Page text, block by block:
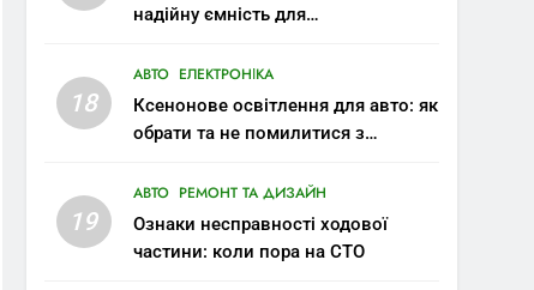
надійну ємність для
18
АВТО ЕЛЕКТРОНІКА
Ксенонове освітлення для авто: як
обрати та не помилитися з
19
АВТО РЕМОНТ ТА ДИЗАЙН
Ознаки несправності ходової
частини: коли пора на СТО